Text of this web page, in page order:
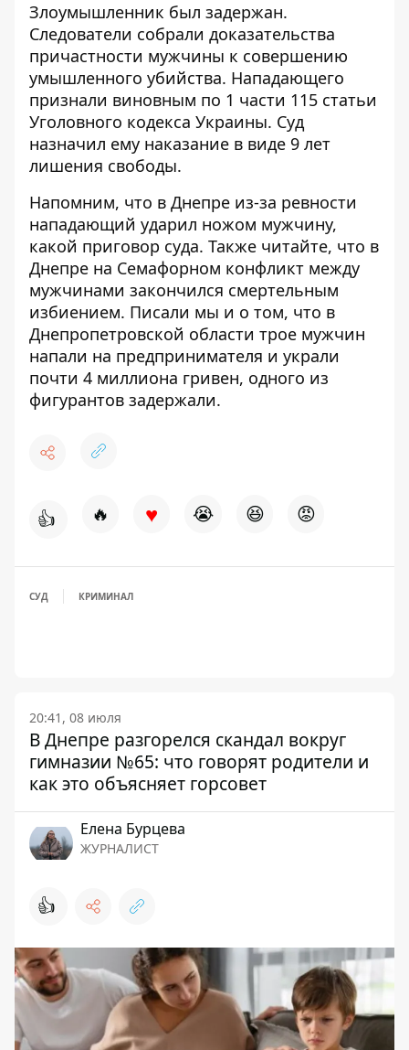
Злоумышленник был задержан.
Следователи собрали доказательства
причастности мужчины к совершению
умышленного убийства. Нападающего
признали виновным по 1 части 115 статьи
Уголовного кодекса Украины. Суд
назначил ему наказание в виде 9 лет
лишения свободы.
Напомним, что в Днепре из-за ревности
нападающий ударил ножом мужчину,
какой приговор суда. Также читайте, что в
Днепре на Семафорном конфликт между
мужчинами закончился смертельным
избиением. Писали мы и о том, что в
Днепропетровской области трое мужчин
напали на предпринимателя и украли
почти 4 миллиона гривен, одного из
фигурантов задержали.
👍 🔥 ♥ 😭 😆 😡
СУД КРИМИНАЛ
20:41, 08 июля
В Днепре разгорелся скандал вокруг
гимназии №65: что говорят родители и
как это объясняет горсовет
Елена Бурцева
ЖУРНАЛИСТ
👍